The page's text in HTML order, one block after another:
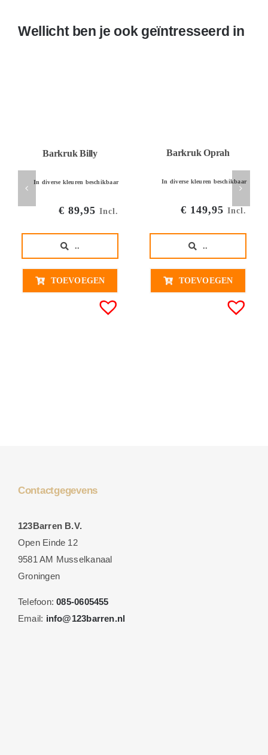
Wellicht ben je ook geïntresseerd in
Barkruk Billy
In diverse kleuren beschikbaar
€ 89,95 Incl.
..
TOEVOEGEN
Barkruk Oprah
In diverse kleuren beschikbaar
€ 149,95 Incl.
..
TOEVOEGEN
Contactgegevens
123Barren B.V.
Open Einde 12
9581 AM Musselkanaal
Groningen
Telefoon:085-0605455
Email: info@123barren.nl